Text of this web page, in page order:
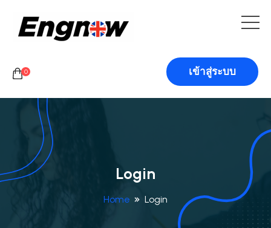
0 เข้าสู่ระบบ
Login
Home Login